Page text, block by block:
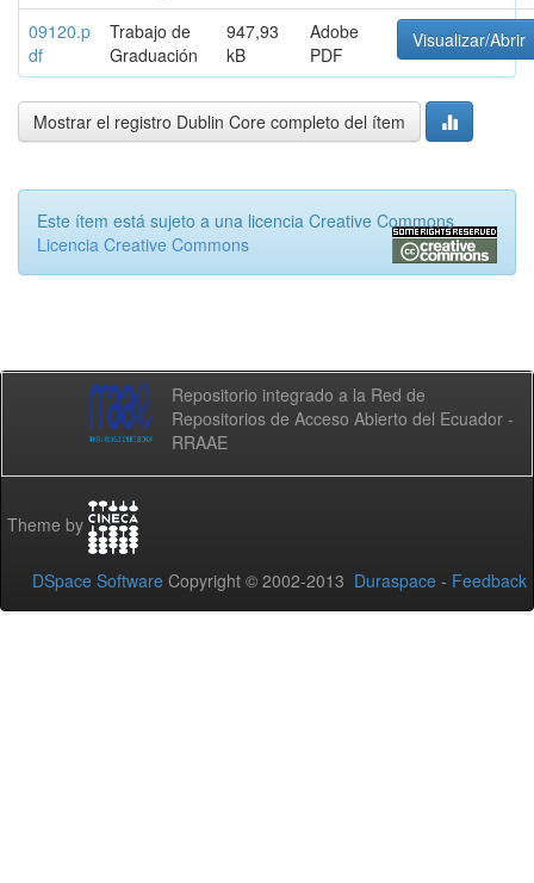
09120.p
df
Trabajo de
Graduación
947,93
kB
Adobe
PDF
Visualizar/Abrir
Mostrar el registro Dublin Core completo del ítem
Este ítem está sujeto a una licencia Creative Commons
Licencia Creative Commons
Repositorio integrado a la Red de
Repositorios de Acceso Abierto del Ecuador -
RRAAE
Theme by
DSpace Software Copyright © 2002-2013 Duraspace - Feedback